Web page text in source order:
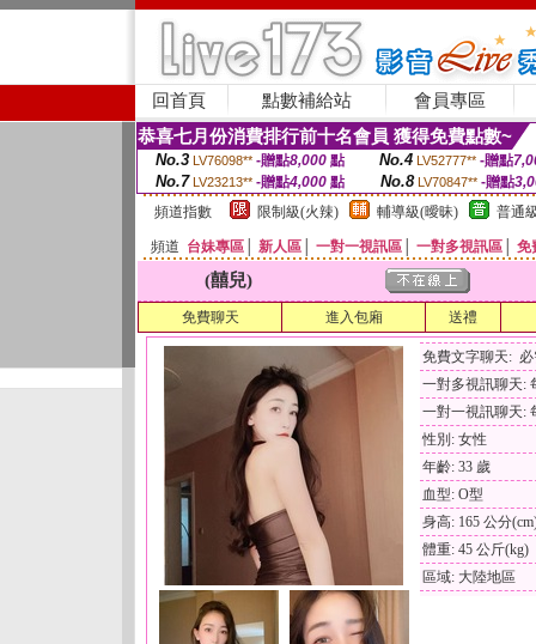
回首頁 點數補給站 會員專區
恭喜七月份消費排行前十名會員 獲得免費點數~
No.3 LV76098** -贈點8,000點 No.4 LV52777** -贈點
No.7 LV23213** -贈點4,000 點 No.8 LV70847** -贈點
頻道指數
限制級(火辣) 輔導級(曖昧) 普通
頻道 台妹專區 新人區 一對一視訊區 一對多視訊區 免
(囍兒)
免費聊天 進入包廂 送禮
免費文字聊天:
一對多視訊聊天:
一對一視訊聊天:
性別: 女性
年齡: 33 歲
血型: O型
身高: 165 公分
體重: 45 公斤(kg)
區域: 大陸地區